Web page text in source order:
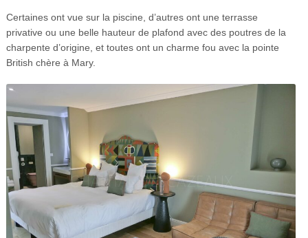
Certaines ont vue sur la piscine, d’autres ont une terrasse
privative ou une belle hauteur de plafond avec des poutres de la
charpente d’origine, et toutes ont un charme fou avec la pointe
British chère à Mary.